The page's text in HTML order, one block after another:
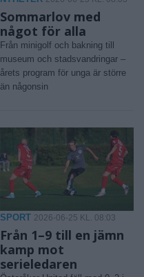
Sommarlov med
något för alla
Från minigolf och bakning till
museum och stadsvandringar –
årets program för unga är större
än någonsin
SPORT 2026-06-25 KL. 08:03
Från 1–9 till en jämn
kamp mot
serieledaren